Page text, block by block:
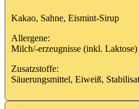
Kakao, Sahne, Eismint-Sirup
Allergene:
Milch/-erzeugnisse (inkl. Laktose)
Zusatzstoffe:
Säuerungsmittel, Eiweiß,